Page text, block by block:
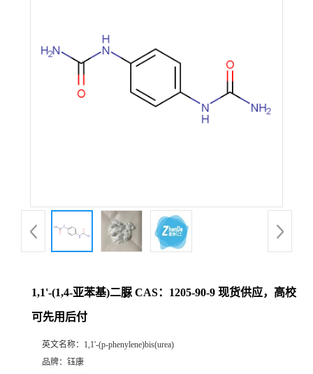
1,1'-(1,4-亚苯基)二脲 CAS：1205-90-9 现货供应，高校
可先用后付
英文名称： 1,1'-(p-phenylene)bis(urea)
品牌： 钰康